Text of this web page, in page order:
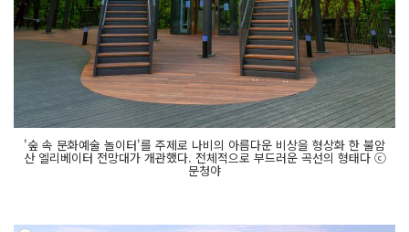
'숲 속 문화예술 놀이터'를 주제로 나비의 아름다운 비상을 형상화 한 불암
산 엘리베이터 전망대가 개관했다. 전체적으로 부드러운 곡선의 형태다 ⓒ
문청야